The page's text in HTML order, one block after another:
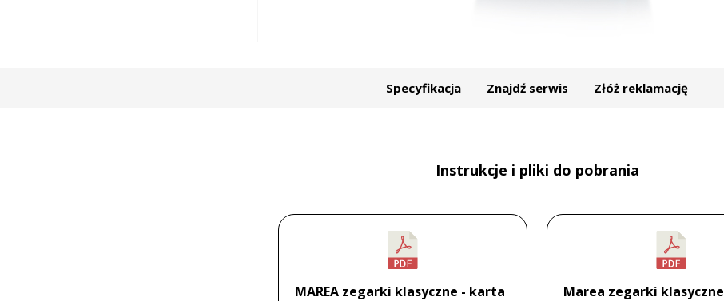
Specyfikacja Znajdź serwis Złóż reklamację
Instrukcje i pliki do pobrania
MAREA zegarki klasyczne - karta
Marea zegarki klasyczne